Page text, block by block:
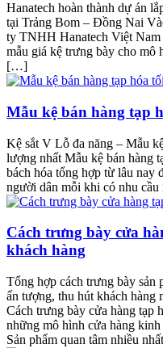
Hanatech hoàn thành dự án
tại Trảng Bom – Đồng Nai
ty TNHH Hanatech Việt Nam
mẫu giá kệ trưng bày cho mô
[…]
Mẫu kệ bán hàng tạp
Kệ sắt V Lỗ đa năng – Mẫu
lượng nhất Mẫu kệ bán hàng
bách hóa tổng hợp từ lâu nay
người dân mỗi khi có nhu
Cách trưng bày cửa
khách hàng
Tổng hợp cách trưng bày sản
ấn tượng, thu hút khách hàng
Cách trưng bày cửa hàng tạp
những mô hình cửa hàng
Sản phẩm quan tâm nhiều nhất